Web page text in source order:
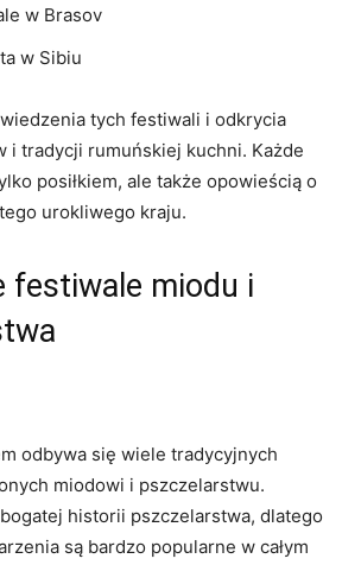
w Brasov
w ‍Sibiu
tych festiwali i odkrycia
i tradycji rumuńskiej kuchni. Każde
posiłkiem, ale także opowieścią‌ o
urokliwego kraju.
festiwale miodu i
odbywa się wiele tradycyjnych
miodowi i ​pszczelarstwu.
bogatej historii pszczelarstwa, ⁤dlatego
są bardzo ​popularne⁤ w ‍całym